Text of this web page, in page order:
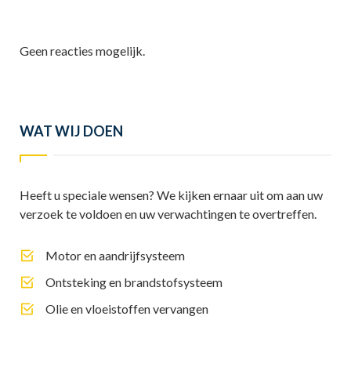
Geen reacties mogelijk.
WAT WIJ DOEN
Heeft u speciale wensen? We kijken ernaar uit om aan uw
verzoek te voldoen en uw verwachtingen te overtreffen.
Motor en aandrijfsysteem
Ontsteking en brandstofsysteem
Olie en vloeistoffen vervangen